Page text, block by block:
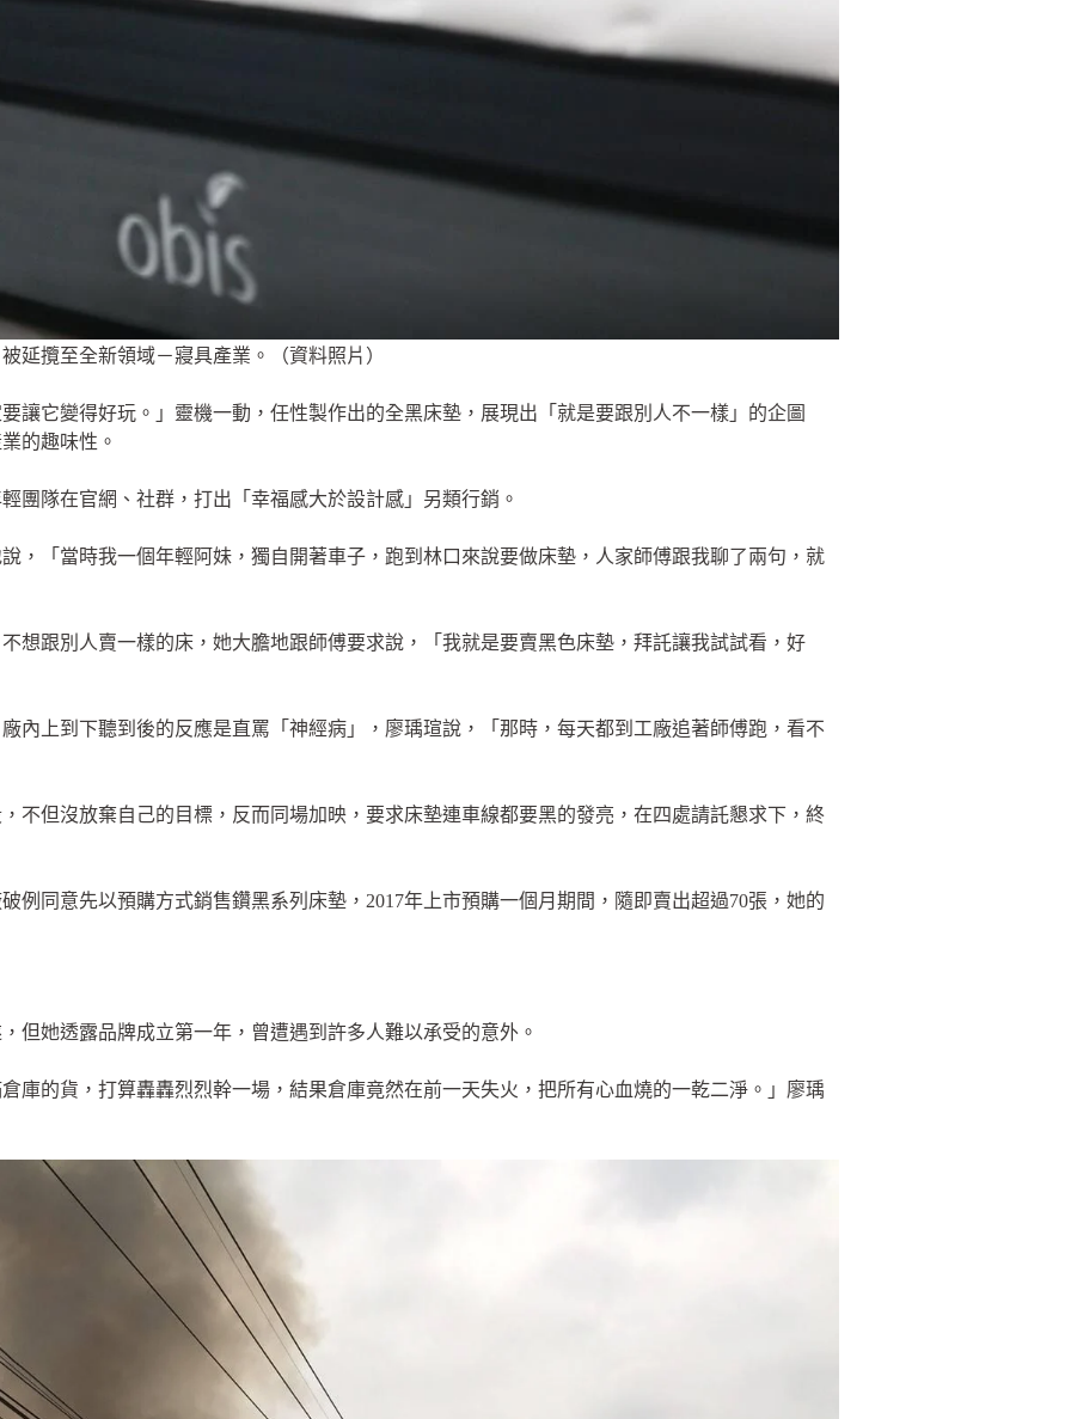
延攬至全新領域－寢具產業。（資料照片）
讓它變得好玩。」靈機一動，任性製作出的全黑床墊，展現出「就是要跟別人不一樣」的企圖
的趣味性。
團隊在官網、社群，打出「幸福感大於設計感」另類行銷。
，「當時我一個年輕阿妹，獨自開著車子，跑到林口來說要做床墊，人家師傅跟我聊了兩句，就
想跟別人賣一樣的床，她大膽地跟師傅要求說，「我就是要賣黑色床墊，拜託讓我試試看，好
內上到下聽到後的反應是直罵「神經病」，廖瑀瑄說，「那時，每天都到工廠追著師傅跑，看不
不但沒放棄自己的目標，反而同場加映，要求床墊連車線都要黑的發亮，在四處請託懇求下，終
例同意先以預購方式銷售鑽黑系列床墊，2017年上市預購一個月期間，隨即賣出超過70張，她的
但她透露品牌成立第一年，曾遭遇到許多人難以承受的意外。
庫的貨，打算轟轟烈烈幹一場，結果倉庫竟然在前一天失火，把所有心血燒的一乾二淨。」廖瑀